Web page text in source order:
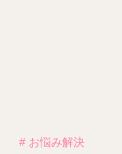
# お悩み解決